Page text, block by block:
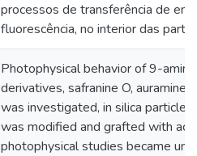
processos de transferência de
fluorescência, no interior das
Photophysical behavior of 9-
derivatives, safranine O, auramine
was investigated, in silica
was modified and grafted with
photophysical studies became